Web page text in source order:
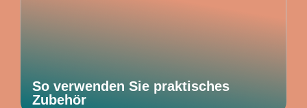
So verwenden Sie praktisches
Zubehör